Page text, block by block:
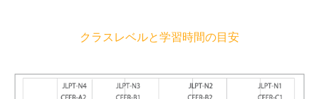
クラスレベルと学習時間の目安